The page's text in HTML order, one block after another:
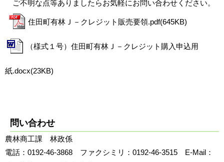
ご不明な点等ありましたらお気軽にお問い合わせください。
住田町有林Ｊ－クレジット販売要領.pdf(645KB)
（様式１号）住田町有林Ｊ－クレジット購入申込用
紙.docx(23KB)
問い合わせ
農林商工課 林政係
電話：0192-46-3868 ファクシミリ：0192-46-3515 E-Mail：